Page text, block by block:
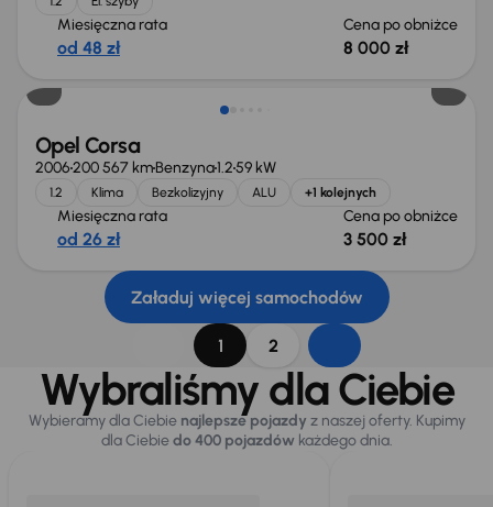
Miesięczna rata
od 48 zł
Cena po obniżce
8 000 zł
Taniej o 500 zł
Opel Corsa
2006200 567 kmBenzyna1.259 kW
1.2 Klima Bezkolizyjny ALU +1 kolejnych
Miesięczna rata
od 26 zł
Cena po obniżce
3 500 zł
Załaduj więcej samochodów
1 2
Wybraliśmy dla Ciebie
Wybieramy dla Ciebie najlepsze pojazdy z naszej oferty. Kupimy
dla Ciebiedo 400 pojazdówkażdego dnia.